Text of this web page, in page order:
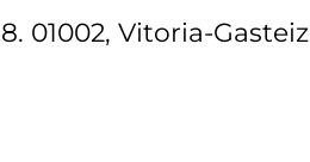
01002, Vitoria-Gasteiz